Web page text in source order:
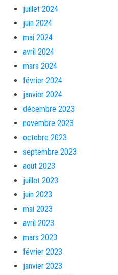
juillet 2024
juin 2024
mai 2024
avril 2024
mars 2024
février 2024
janvier 2024
décembre 2023
novembre 2023
octobre 2023
septembre 2023
août 2023
juillet 2023
juin 2023
mai 2023
avril 2023
mars 2023
février 2023
janvier 2023